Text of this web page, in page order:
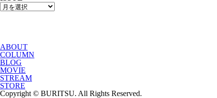
ABOUT
COLUMN
BLOG
MOVIE
STREAM
STORE
Copyright © BURITSU. All Rights Reserved.